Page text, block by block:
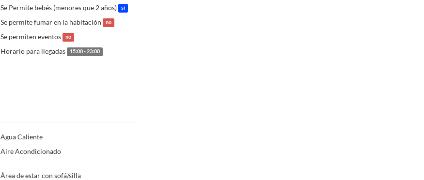
Se Permite bebés (menores que 2 años) sí
Se permite fumar en la habitación no
Se permiten eventos no
Horario para llegadas 15:00 - 23:00
Agua Caliente
Aire Acondicionado
Área de estar con sofá/silla